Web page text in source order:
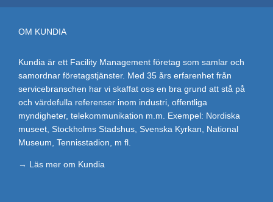
OM KUNDIA
Kundia är ett Facility Management företag som samlar och
samordnar företagstjänster. Med 35 års erfarenhet från
servicebranschen har vi skaffat oss en bra grund att stå på
och värdefulla referenser inom industri, offentliga
myndigheter, telekommunikation m.m. Exempel: Nordiska
museet, Stockholms Stadshus, Svenska Kyrkan, National
Museum, Tennisstadion, m fl.
→ Läs mer om Kundia